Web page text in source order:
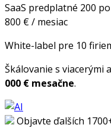
SaaS predplatné 200
800 € / mesiac
White-label pre 10
Škálovanie s viacerými
000 € mesačne.
Objavte ďalších